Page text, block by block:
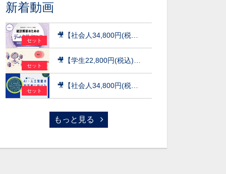
新着動画
セット
🎥【社会人34,800円(税込)】統計解析のためのデータサイエンス～統計検定(R)データサイエンス発展（DS発展）を目指して～［京都大学データサイエンス講座］（2026）
セット
🎥【学生22,800円(税込)】AI×データ活用の実践講座【データサイエンス基礎編】〜数理・データサイエンス・AI（応用基礎レベル）モデルカリキュラム準拠〜［京都大学データサイエンス講座］（2026）
セット
🎥【社会人34,800円(税込)】AI・人工知能の初学者に向けた数学超速入門［京都大学データサイエンス講座］（2026）
もっと見る